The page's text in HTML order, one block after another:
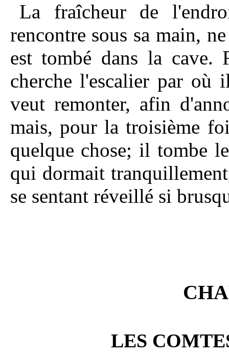
La fraîcheur de
rencontre sous sa main,
est tombé dans la cave.
cherche l'escalier par où
veut remonter, afin
mais, pour la troisième
quelque chose; il tombe
qui dormait
se sentant réveillé si
LES